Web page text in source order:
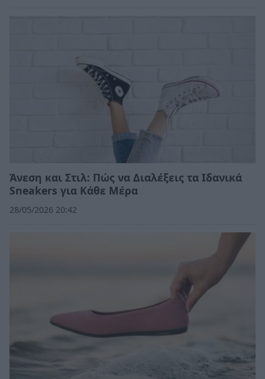
Άνεση και Στιλ: Πώς να Διαλέξεις τα Ιδανικά
Sneakers για Κάθε Μέρα
28/05/2026 20:42